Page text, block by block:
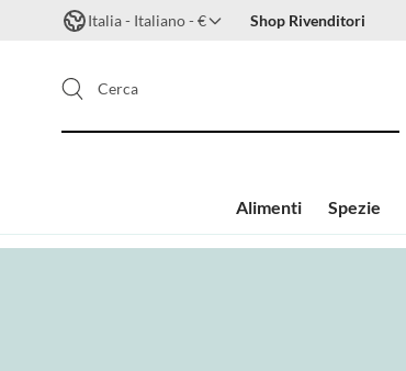
Italia - Italiano - € Shop Rivenditori
Alimenti Spezie
Cerca
Salta al contenuto